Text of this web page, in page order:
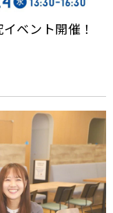
ベント開催！